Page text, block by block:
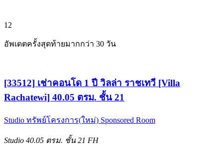
12
อัพเดตครั้งสุดท้ายมากกว่า 30 วัน
[33512] เช่าคอนโด 1 ปี วิลล่า ราชเทวี [Villa
Rachatewi] 40.05 ตรม. ชั้น 21
Studio ทรัพย์โครงการ(ใหม่) Sponsored Room
Studio 40.05 ตรม. ชั้น 21 FH